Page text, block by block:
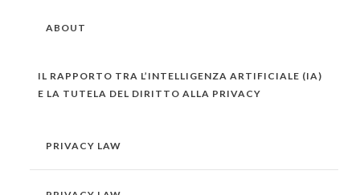
ABOUT
IL RAPPORTO TRA L’INTELLIGENZA ARTIFICIALE (IA)
E LA TUTELA DEL DIRITTO ALLA PRIVACY
PRIVACY LAW